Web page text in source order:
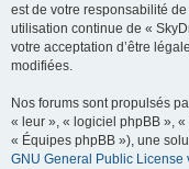
est de votre responsabilité
utilisation continue de «
votre acceptation d’être
modifiées.
Nos forums sont propulsés
« leur », « logiciel phpBB »,
« Équipes phpBB »), une
GNU General Public License